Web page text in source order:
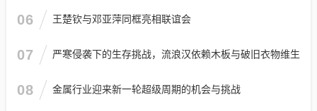
06 王楚钦与邓亚萍同框亮相联谊会
07 严寒侵袭下的生存挑战，流浪汉依赖木板与破旧衣物维生
08 金属行业迎来新一轮超级周期的机会与挑战